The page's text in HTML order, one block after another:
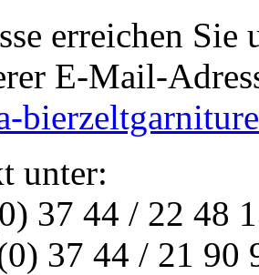
erreichen Sie
E-Mail-
unter:
37 44 / 22 48
37 44 / 21 90